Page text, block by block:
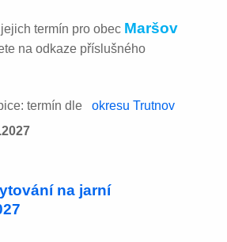
termín pro obec Maršov
na odkaze příslušného
termín dle
okresu Trutnov
na jarní